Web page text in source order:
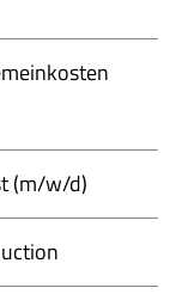
(m/w/d)